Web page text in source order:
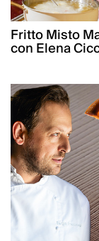
Fritto Misto
con Elena